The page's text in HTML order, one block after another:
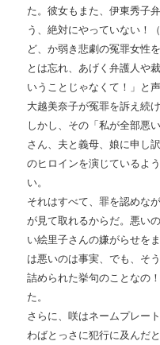
た。彼女もまた、伊東秀子
う、絶対にやっていない！
ど、か弱き悲劇の冤罪女性
とは忘れ、あげく弁護人や
いうことじゃなくて！」と
大越美奈子が冤罪を訴え続
しかし、その「私が全部悪
さん、夫と義母、娘に申し
のヒロインを演じているよ
い。
それはすべて、罪を認めな
が見て取れるからだ。悪い
い絵里子さんの嫌がらせを
は悪いのは事実、でも、そ
詰められた挙句のことなの
た。
さらに、咲はネームプレー
わばとっさに犯行に及んだ